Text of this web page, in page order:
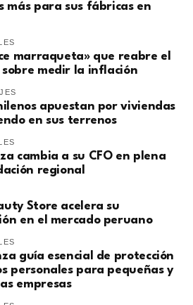
más para sus fábricas en
marraqueta» que reabre el
medir la inflación
apuestan por viviendas
en sus terrenos
cambia a su CFO en plena
regional
Store acelera su
en el mercado peruano
guía esencial de protección
personales para pequeñas y
empresas